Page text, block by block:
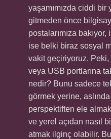
yaşamımızda ciddi
gitmeden önce
postalarımıza
ise belki biraz sosyal
vakit geçiriyoruz. Peki,
veya USB portlarına
nedir? Bunu sadece
görmek yerine,
perspektiften ele
ve yerel açıdan nasıl
atmak ilginç olabilir.